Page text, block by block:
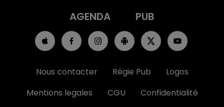
AGENDA
PUB
Nous contacter Régie Pub
Logos
Mentions legales
CGU
Confidentialité